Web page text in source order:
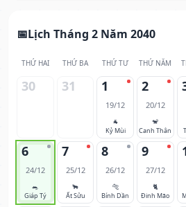
Lịch Tháng 2 Năm 2040
THỨ HAI THỨ BA THỨ TƯ THỨ NĂM
30 31 1
19/12
🐐
Kỷ Mùi
2
20/12
🐒
Canh Thân
6
24/12
🐀
Giáp Tý
7
25/12
🐂
Ất Sửu
8
26/12
🐅
Bính Dần
9
27/12
🐈
Đinh Mão